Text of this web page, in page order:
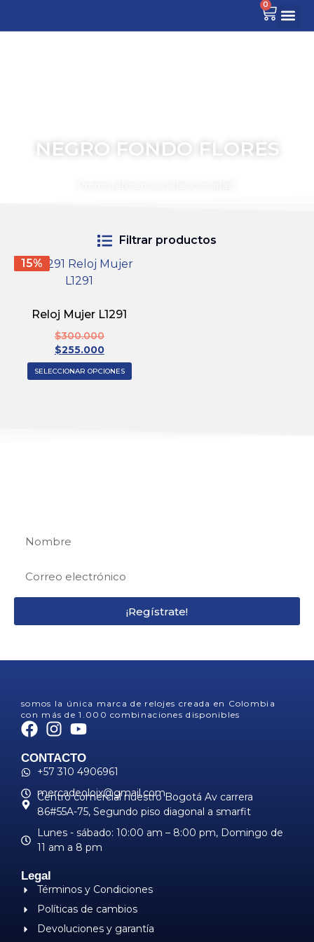
0
NEGRO FONDO FLORES
Filtrar productos
15%
Reloj Mujer L1291
$300.000
$255.000
SELECCIONAR OPCIONES
¡Regístrate!
somos la única marca de relojes creada en Colombia
con más de 1.000 combinaciones disponibles
CONTACTO
+57 310 4906961
mercadeoloix@gmail.com
Centro comercial nuestro Bogotá Av carrera
86#55A-75, Segundo piso diagonal a smarfit
Lunes - sábado: 10:00 am – 8:00 pm, ​Domingo de
11 am a 8 pm
Legal
Términos y Condiciones
Políticas de cambios
Devoluciones y garantía